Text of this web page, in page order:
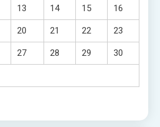
13 14 15 16
20 21 22 23
27 28 29 30